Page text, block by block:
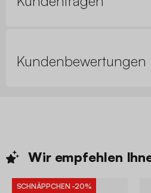
Kundenbewertungen
Wir empfehlen
SCHNÄPPCHEN -20%